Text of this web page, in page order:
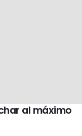
al máximo